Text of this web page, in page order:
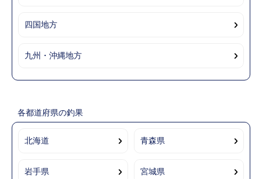
四国地方
九州・沖縄地方
各都道府県の釣果
北海道 青森県
岩手県 宮城県